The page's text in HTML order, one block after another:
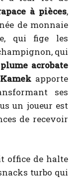
à pièces,
de monnaie
qui fige les
qui
acrobate
Kamek apporte
ses
un joueur est
de recevoir
office de halte
turbo qui